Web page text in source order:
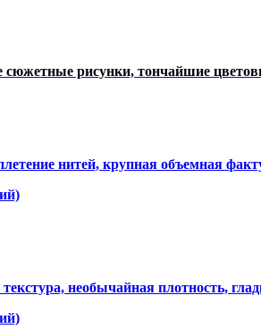
сюжетные рисунки, тончайшие
нитей, крупная объемная
текстура, необычайная плотность,